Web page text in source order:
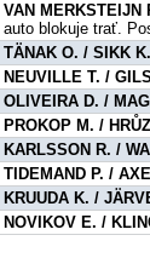
VAN MERKSTEIJN
auto blokuje trať.
TÄNAK O. / SIKK K.
NEUVILLE T. /
OLIVEIRA D. /
PROKOP M. /
KARLSSON R. /
TIDEMAND P. /
KRUUDA K. /
NOVIKOV E. /